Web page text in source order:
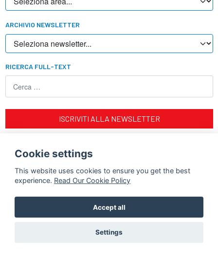
ARCHIVIO NEWSLETTER
RICERCA FULL-TEXT
ISCRIVITI ALLA NEWSLETTER
Webmaster
Cookie settings
This website uses cookies to ensure you get the best
experience. Read Our Cookie Policy
Accept all
Settings